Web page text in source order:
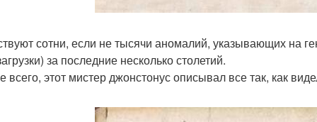
сотни, если не тысячи аномалий, указывающих на
за последние несколько столетий.
всего, этот мистер джонстонус описывал все так, как